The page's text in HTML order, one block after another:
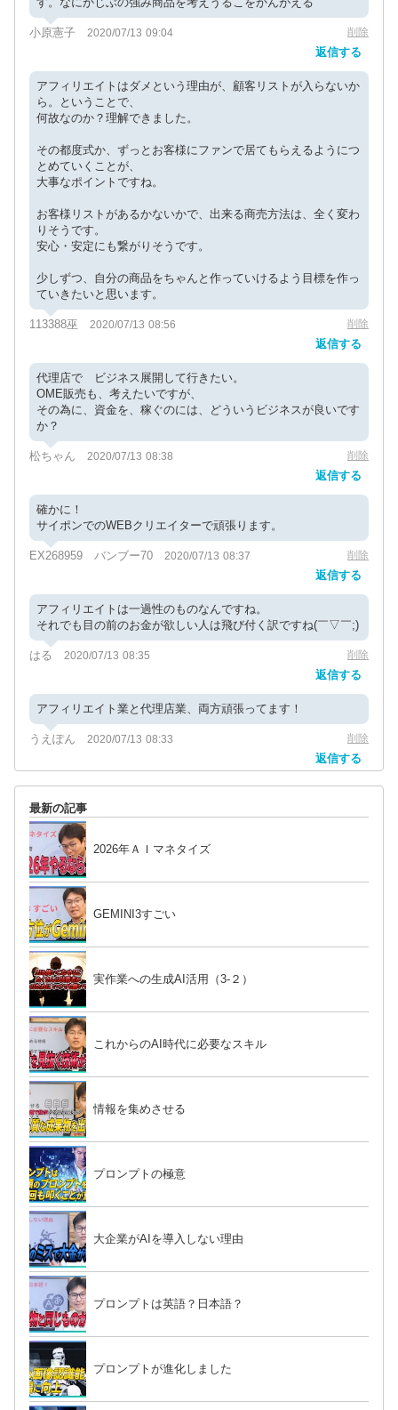
小原憲子 2020/07/13 09:04 削除
返信する
アフィリエイトはダメという理由が、顧客リストが入らないか
ら。ということで、
何故なのか？理解できました。
その都度式か、ずっとお客様にファンで居てもらえるようにつ
とめていくことが、
大事なポイントですね。
お客様リストがあるかないかで、出来る商売方法は、全く変わ
りそうです。
安心・安定にも繋がりそうです。
少しずつ、自分の商品をちゃんと作っていけるよう目標を作っ
ていきたいと思います。
113388巫 2020/07/13 08:56 削除
返信する
代理店で ビジネス展開して行きたい。
OME販売も、考えたいですが、
その為に、資金を、稼ぐのには、どういうビジネスが良いです
か？
松ちゃん 2020/07/13 08:38 削除
返信する
確かに！
サイポンでのWEBクリエイターで頑張ります。
EX268959 バンブー70 2020/07/13 08:37 削除
返信する
アフィリエイトは一過性のものなんですね。
それでも目の前のお金が欲しい人は飛び付く訳ですね(￣▽￣;)
はる 2020/07/13 08:35 削除
返信する
アフィリエイト業と代理店業、両方頑張ってます！
うえぽん 2020/07/13 08:33 削除
返信する
最新の記事
2026年ＡＩマネタイズ
GEMINI3すごい
実作業への生成AI活用（3-２）
これからのAI時代に必要なスキル
情報を集めさせる
プロンプトの極意
大企業がAIを導入しない理由
プロンプトは英語？日本語？
プロンプトが進化しました